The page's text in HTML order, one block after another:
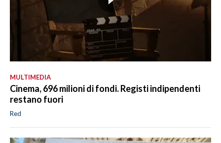
MULTIMEDIA
Cinema, 696 milioni di fondi. Registi indipendenti
restano fuori
Red